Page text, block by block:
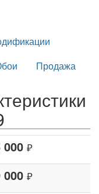
Продажа
000 ₽
000 ₽